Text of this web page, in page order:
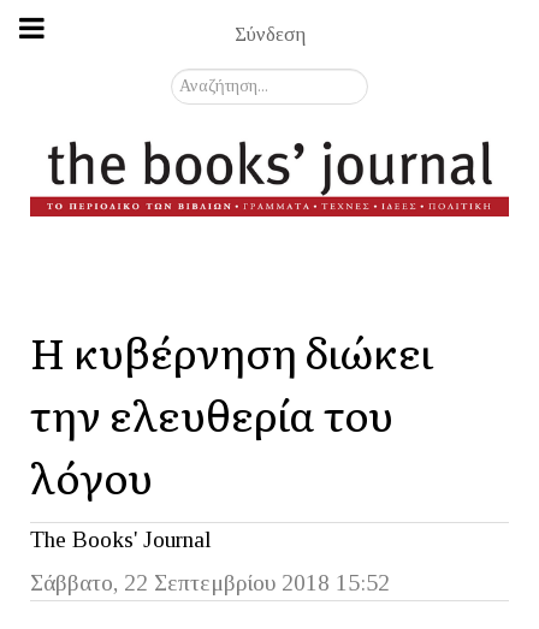
Σύνδεση
Αναζήτηση...
Η κυβέρνηση διώκει
την ελευθερία του
λόγου
The Books' Journal
Σάββατο, 22 Σεπτεμβρίου 2018 15:52